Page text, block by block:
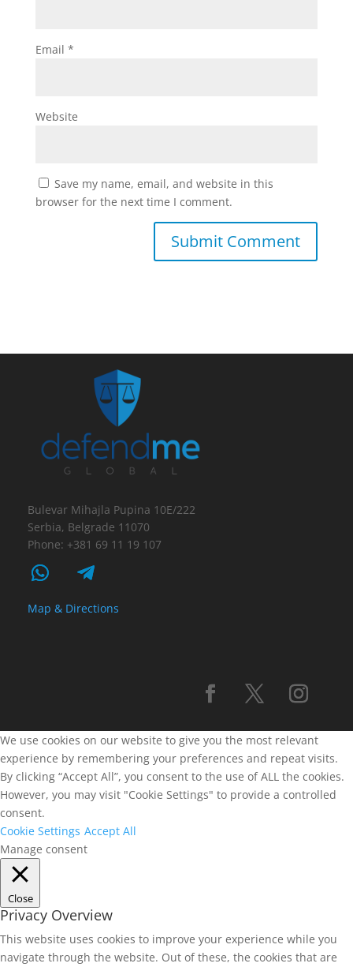
Email *
Website
Save my name, email, and website in this
browser for the next time I comment.
Bulevar Mihajla Pupina 10E/222
Serbia, Belgrade 11070
Phone: +381 69 11 19 107
Map & Directions
We use cookies on our website to give you the most relevant
experience by remembering your preferences and repeat visits.
By clicking “Accept All”, you consent to the use of ALL the cookies.
However, you may visit "Cookie Settings" to provide a controlled
consent.
Cookie Settings Accept All
Manage consent
Close
Privacy Overview
This website uses cookies to improve your experience while you
navigate through the website. Out of these, the cookies that are